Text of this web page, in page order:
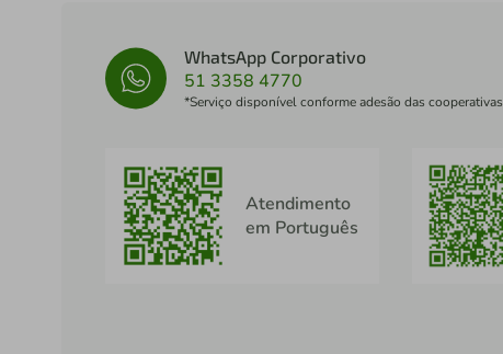
WhatsApp Corporativo
51 3358 4770
*Serviço disponível conforme adesão das cooperativas
Atendimento
em Português